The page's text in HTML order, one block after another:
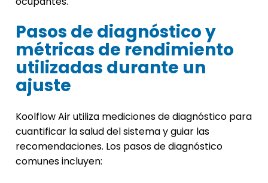
Pasos de diagnóstico y
métricas de rendimiento
utilizadas durante un
ajuste
Koolflow Air utiliza mediciones de diagnóstico para
cuantificar la salud del sistema y guiar las
recomendaciones. Los pasos de diagnóstico
comunes incluyen: